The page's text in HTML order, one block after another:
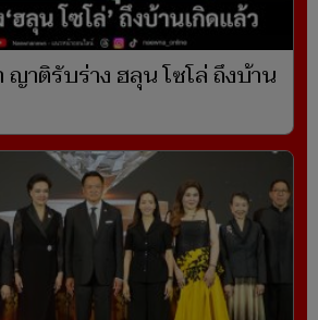
ญาติรับร่าง ฮลุน โซโล่ ถึงบ้าน